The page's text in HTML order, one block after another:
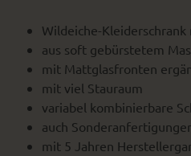
Wildeiche-
aus soft gebürstetem
mit Mattglasfronten
mit viel Stauraum
variabel kombinierbare
auch
mit 5 Jahren